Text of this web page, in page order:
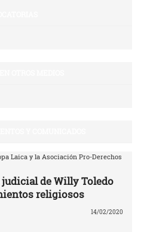
Laica y la Asociación Pro-Derechos
de Willy Toledo
religiosos
14/02/2020